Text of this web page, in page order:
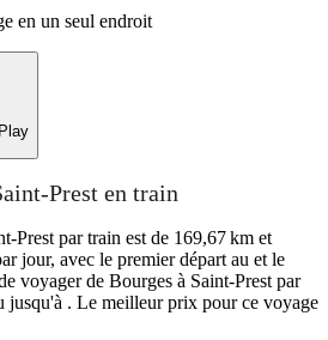
en un seul endroit
Prest en train
Prest par train est de 169,67 km et
jour, avec le premier départ au et le
voyager de Bourges à Saint-Prest par
jusqu'à . Le meilleur prix pour ce voyage